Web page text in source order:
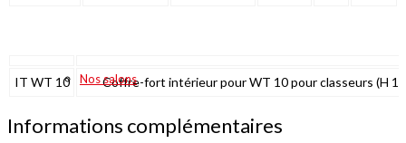
Nos salons
IT WT 10 Coffre-fort intérieur pour WT 10 pour classeurs (H
Informations complémentaires